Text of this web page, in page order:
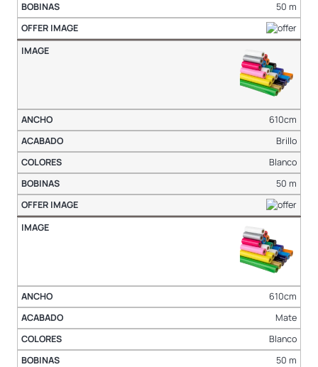
50 m
610cm
Brillo
Blanco
50 m
610cm
Mate
Blanco
50 m